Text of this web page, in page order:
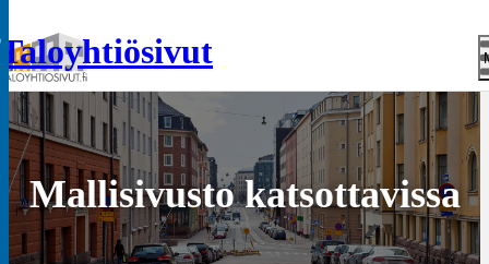
Taloyhtiösivut
Mallisivusto katsottavissa